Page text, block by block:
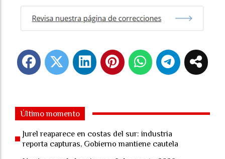
Último momento
Jurel reaparece en costas del sur: industria
reporta capturas, Gobierno mantiene cautela